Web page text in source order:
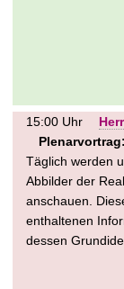
15:00 Uhr
Täglich werden
Abbilder der
anschauen.
enthaltenen
dessen